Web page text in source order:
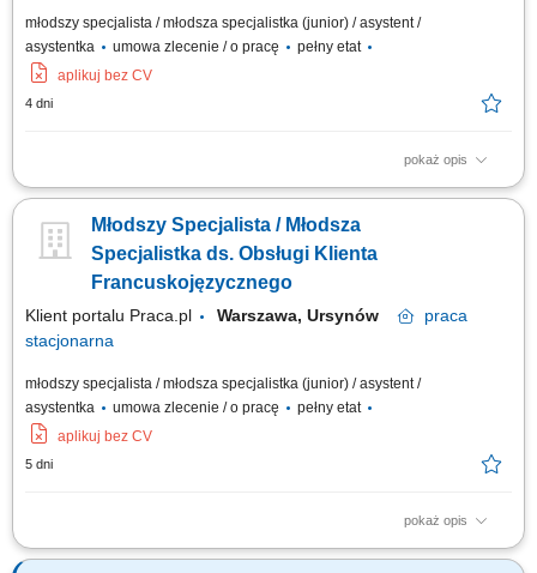
młodszy specjalista / młodsza specjalistka (junior) / asystent /
asystentka
umowa zlecenie / o pracę
pełny etat
aplikuj bez CV
4 dni
pokaż opis
Telefoniczna oraz mailowa obsługa zgłoszeń od klientów z rynku
spersonalizowanych kalkulacji cenowych i opraw wizualnych dla
kontrahentów. Koordynowanie procesu zakupowego – od przyjęcia
zapytania ofertowego do momentu...
Młodszy Specjalista / Młodsza
Specjalistka ds. Obsługi Klienta
Francuskojęzycznego
Klient portalu Praca.pl Warszawa, Ursynów
praca
stacjonarna
młodszy specjalista / młodsza specjalistka (junior) / asystent /
asystentka
umowa zlecenie / o pracę
pełny etat
aplikuj bez CV
5 dni
pokaż opis
Bieżąca obsługa zapytań od klientów z Francji i innych krajów